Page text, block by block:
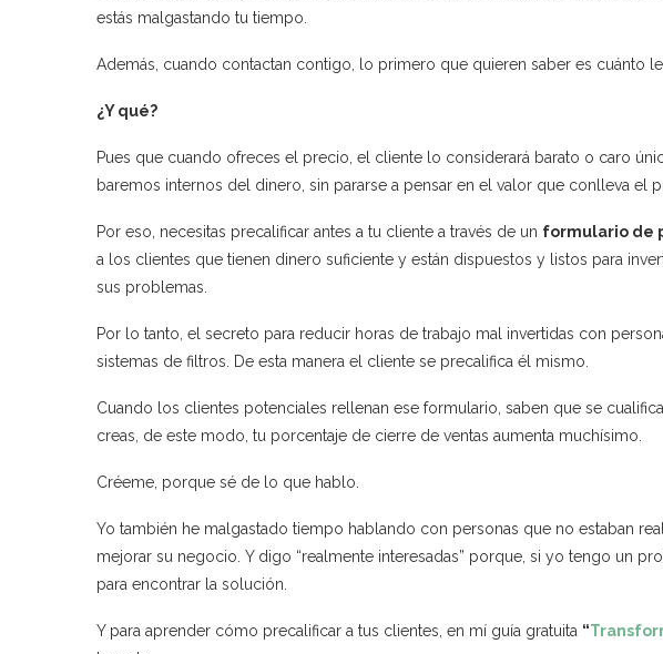
estás malgastando tu tiempo.
Además, cuando contactan contigo, lo primero que quieren saber es cuánto
¿Y qué?
Pues que cuando ofreces el precio, el cliente lo considerará barato o caro
baremos internos del dinero, sin pararse a pensar en el valor que conlleva el
Por eso, necesitas precalificar antes a tu cliente a través de un formulario de
a los clientes que tienen dinero suficiente y están dispuestos y listos para
sus problemas.
Por lo tanto, el secreto para reducir horas de trabajo mal invertidas con
sistemas de filtros. De esta manera el cliente se precalifica él mismo.
Cuando los clientes potenciales rellenan ese formulario, saben que se
creas, de este modo, tu porcentaje de cierre de ventas aumenta muchísimo.
Créeme, porque sé de lo que hablo.
Yo también he malgastado tiempo hablando con personas que no estaban
mejorar su negocio. Y digo “realmente interesadas” porque, si yo tengo un
para encontrar la solución.
Y para aprender cómo precalificar a tus clientes, en mí guía gratuita “